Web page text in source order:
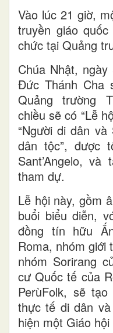
Vào lúc 21 giờ,
truyền giáo
chức tại Quảng
Chúa Nhật,
Đức Thánh Cha
Quảng trường
chiều sẽ có “Lễ
“Người di dân
dân tộc”, được
Sant’Angelo,
tham dự.
Lễ hội này, gồm
buổi biểu diễn,
đồng tín hữu
Roma, nhóm giới
nhóm Sorirang
cư Quốc tế của
PerùFolk, sẽ
thực tế di dân
hiện một Giáo